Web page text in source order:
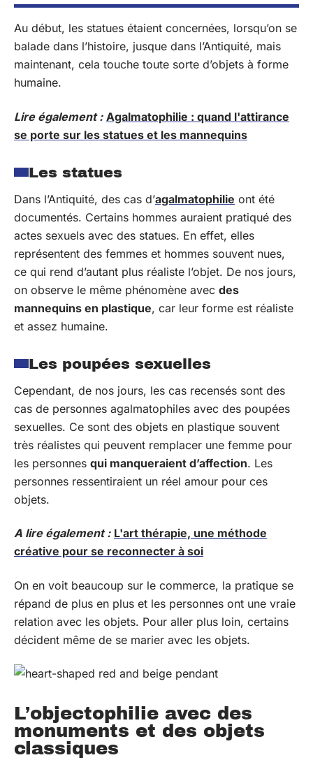
Au début, les statues étaient concernées, lorsqu’on se
balade dans l’histoire, jusque dans l’Antiquité, mais
maintenant, cela touche toute sorte d’objets à forme
humaine.
Lire également : Agalmatophilie : quand l'attirance
se porte sur les statues et les mannequins
Les statues
Dans l’Antiquité, des cas d’agalmatophilie ont été
documentés. Certains hommes auraient pratiqué des
actes sexuels avec des statues. En effet, elles
représentent des femmes et hommes souvent nues,
ce qui rend d’autant plus réaliste l’objet. De nos jours,
on observe le même phénomène avec des
mannequins en plastique, car leur forme est réaliste
et assez humaine.
Les poupées sexuelles
Cependant, de nos jours, les cas recensés sont des
cas de personnes agalmatophiles avec des poupées
sexuelles. Ce sont des objets en plastique souvent
très réalistes qui peuvent remplacer une femme pour
les personnes qui manqueraient d’affection. Les
personnes ressentiraient un réel amour pour ces
objets.
A lire également : L'art thérapie, une méthode
créative pour se reconnecter à soi
On en voit beaucoup sur le commerce, la pratique se
répand de plus en plus et les personnes ont une vraie
relation avec les objets. Pour aller plus loin, certains
décident même de se marier avec les objets.
L’objectophilie avec des
monuments et des objets
classiques